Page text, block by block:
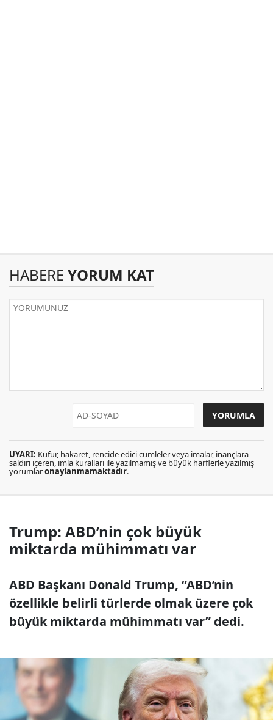
HABERE YORUM KAT
UYARI: Küfür, hakaret, rencide edici cümleler veya imalar, inançlara
saldırı içeren, imla kuralları ile yazılmamış ve büyük harflerle yazılmış
yorumlaronaylanmamaktadır.
Trump: ABD’nin çok büyük
miktarda mühimmatı var
ABD Başkanı Donald Trump, “ABD’nin
özellikle belirli türlerde olmak üzere çok
büyük miktarda mühimmatı var” dedi.